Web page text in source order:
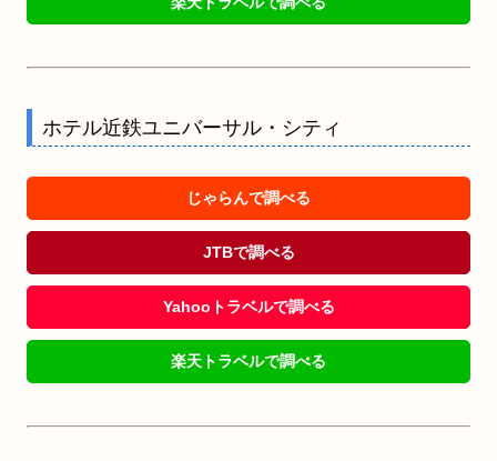
ホテル近鉄ユニバーサル・シティ
じゃらんで調べる
JTBで調べる
Yahooトラベルで調べる
楽天トラベルで調べる